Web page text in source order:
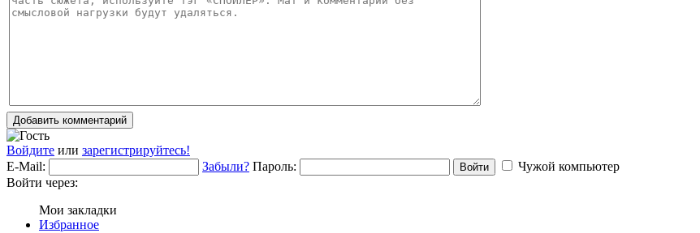
Добавить комментарий
Войдите или зарегистрируйтесь!
E-Mail:
Забыли? Пароль: Войти
Чужой компьютер
Войти через:
Мои закладки
Избранное